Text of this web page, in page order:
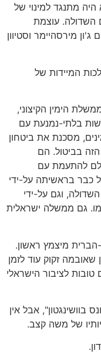
היה מתנגד למינוי של
השדולה. עוצמת
מירסהיימר וסטיוון
המיידות של
הימין הקיצוני,
בלתי-נמנעת עם
מסכנת את ביטחון
בביטול. הם
להתעמת עם
כבר בראשיתה על-ידי
וגם על-ידי
גם ממשלה ישראלית
הברית מיצמץ ראשון.
זקוק עוד לזמן
לציבור הישראלי
בוושינגטון", אבל אין
של משה קצב.